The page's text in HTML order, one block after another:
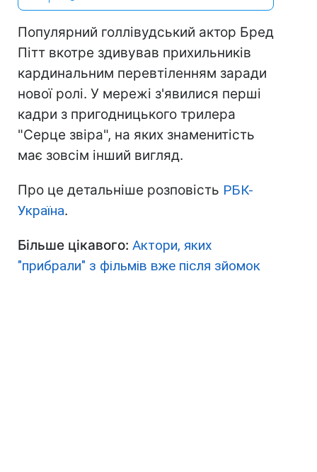
Популярний голлівудський актор Бред
Пітт вкотре здивував прихильників
кардинальним перевтіленням заради
нової ролі. У мережі з'явилися перші
кадри з пригодницького трилера
"Серце звіра", на яких знаменитість
має зовсім інший вигляд.
Про це детальніше розповість РБК-
Україна.
Більше цікавого: Актори, яких
"прибрали" з фільмів вже після зйомок